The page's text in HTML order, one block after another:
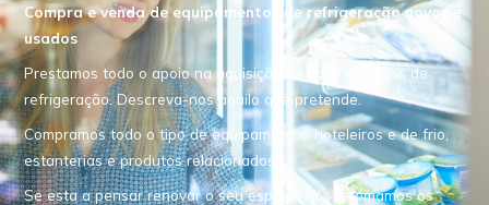
Compra e venda de equipamentos de refrigeração novos e
usados
Prestamos todo o apoio na aquisição de equipamentos de
refrigeração. Descreva-nos aquilo que pretende.
Compramos todo o tipo de equipamentos hoteleiros e de frio,
estanterias e produtos relacionados.
Se esta a pensar renovar o seu espaço, nós retomamos os